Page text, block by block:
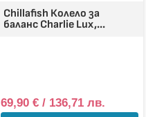
Chillafish Колело за
баланс Charlie Lux,...
69,90 €/ 136,71 лв.